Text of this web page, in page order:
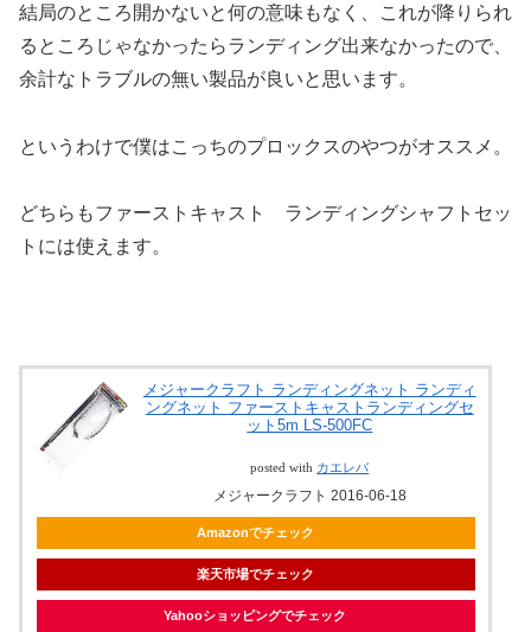
結局のところ開かないと何の意味もなく、これが降りられ
るところじゃなかったらランディング出来なかったので、
余計なトラブルの無い製品が良いと思います。
というわけで僕はこっちのプロックスのやつがオススメ。
どちらもファーストキャスト ランディングシャフトセッ
トには使えます。
メジャークラフト ランディングネット ランディ
ングネット ファーストキャストランディングセ
ット5m LS-500FC
posted with カエレバ
メジャークラフト 2016-06-18
Amazonでチェック
楽天市場でチェック
Yahooショッピングでチェック